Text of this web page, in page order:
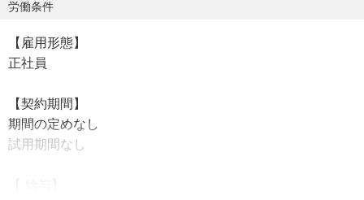
※ご本人のご経歴、ご希望等をふまえて、上記の中から注力
※後述の通り、フロントとは同一グループですので、ご本人
のご希望に応じてフロント業務を担っていただくことも可
３．本ポジションの強み・魅力
■国内トップクラスのLBOローンアレンジ実績
労働条件
【雇用形態】
正社員
【契約期間】
期間の定めなし
試用期間なし